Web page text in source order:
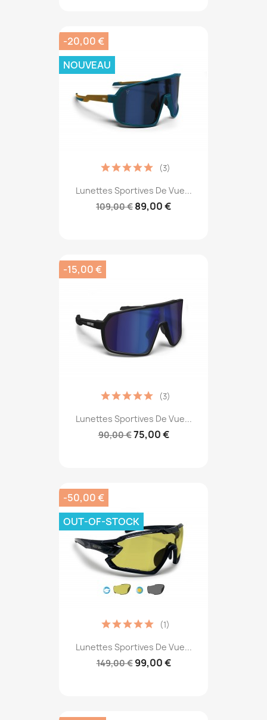
Lunettes Sportives De Vue...
109,00 € 89,00 €
(3)
-20,00 €
NOUVEAU
Lunettes Sportives De Vue...
90,00 €75,00 €
(3)
-15,00 €
Lunettes Sportives De Vue...
149,00 € 99,00 €
(1)
-50,00 €
OUT-OF-STOCK